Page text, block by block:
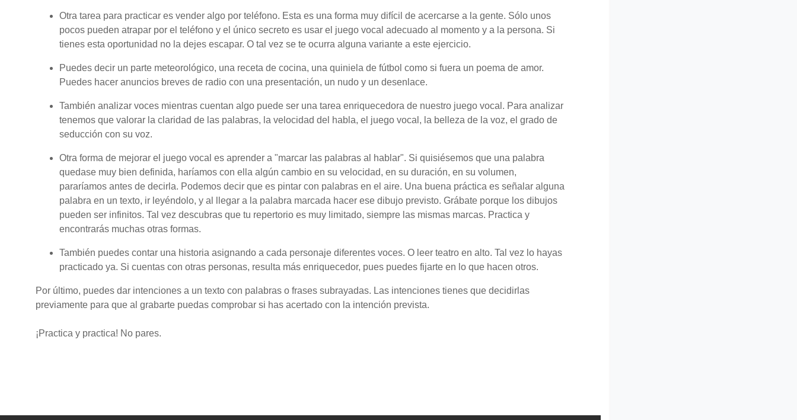
Otra tarea para practicar es vender algo por teléfono. Esta es una forma muy difícil de acercarse a la gente. Sólo unos
pocos pueden atrapar por el teléfono y el único secreto es usar el juego vocal adecuado al momento y a la persona. Si
tienes esta oportunidad no la dejes escapar. O tal vez se te ocurra alguna variante a este ejercicio.
Puedes decir un parte meteorológico, una receta de cocina, una quiniela de fútbol como si fuera un poema de amor.
Puedes hacer anuncios breves de radio con una presentación, un nudo y un desenlace.
También analizar voces mientras cuentan algo puede ser una tarea enriquecedora de nuestro juego vocal. Para analizar
tenemos que valorar la claridad de las palabras, la velocidad del habla, el juego vocal, la belleza de la voz, el grado de
seducción con su voz.
Otra forma de mejorar el juego vocal es aprender a "marcar las palabras al hablar". Si quisiésemos que una palabra
quedase muy bien definida, haríamos con ella algún cambio en su velocidad, en su duración, en su volumen,
pararíamos antes de decirla. Podemos decir que es pintar con palabras en el aire. Una buena práctica es señalar alguna
palabra en un texto, ir leyéndolo, y al llegar a la palabra marcada hacer ese dibujo previsto. Grábate porque los dibujos
pueden ser infinitos. Tal vez descubras que tu repertorio es muy limitado, siempre las mismas marcas. Practica y
encontrarás muchas otras formas.
También puedes contar una historia asignando a cada personaje diferentes voces. O leer teatro en alto. Tal vez lo hayas
practicado ya. Si cuentas con otras personas, resulta más enriquecedor, pues puedes fijarte en lo que hacen otros.
Por último, puedes dar intenciones a un texto con palabras o frases subrayadas. Las intenciones tienes que decidirlas
previamente para que al grabarte puedas comprobar si has acertado con la intención prevista.
¡Practica y practica! No pares.